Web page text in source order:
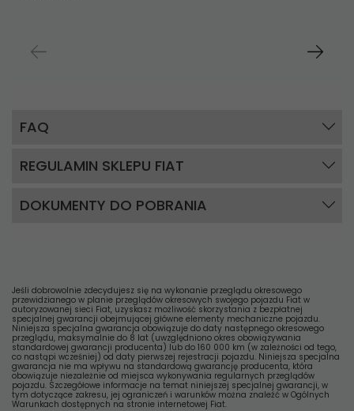
FAQ
REGULAMIN SKLEPU FIAT
DOKUMENTY DO POBRANIA
Jeśli dobrowolnie zdecydujesz się na wykonanie przeglądu okresowego
przewidzianego w planie przeglądów okresowych swojego pojazdu Fiat w
autoryzowanej sieci Fiat, uzyskasz możliwość skorzystania z bezpłatnej
specjalnej gwarancji obejmującej główne elementy mechaniczne pojazdu.
Niniejsza specjalna gwarancja obowiązuje do daty następnego okresowego
przeglądu, maksymalnie do 8 lat (uwzględniono okres obowiązywania
standardowej gwarancji producenta) lub do 160 000 km (w zależności od tego,
co nastąpi wcześniej) od daty pierwszej rejestracji pojazdu. Niniejsza specjalna
gwarancja nie ma wpływu na standardową gwarancję producenta, która
obowiązuje niezależnie od miejsca wykonywania regularnych przeglądów
pojazdu. Szczegółowe informacje na temat niniejszej specjalnej gwarancji, w
tym dotyczące zakresu, jej ograniczeń i warunków można znaleźć w Ogólnych
Warunkach dostępnych na stronie internetowej Fiat.